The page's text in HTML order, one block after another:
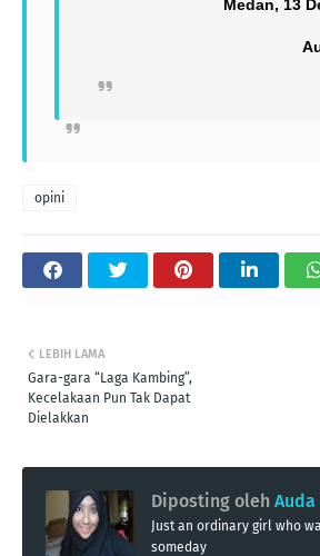
Medan, 13
opini
LEBIH LAMA
Gara-gara “Laga Kambing”,
Kecelakaan Pun Tak Dapat
Dielakkan
Diposting oleh Auda
Just an ordinary girl who
someday